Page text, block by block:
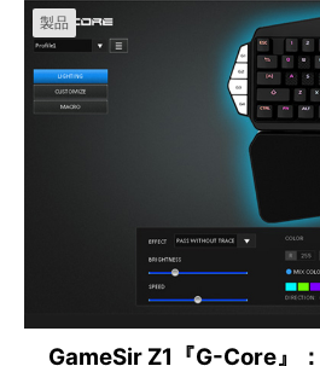
製品
GameSir Z1『G-Core』